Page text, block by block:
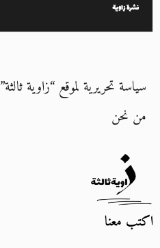
نشرة زاوية
سياسة تحريرية لموقع “زاوية ثالثة”
من نحن
اكتب معنا